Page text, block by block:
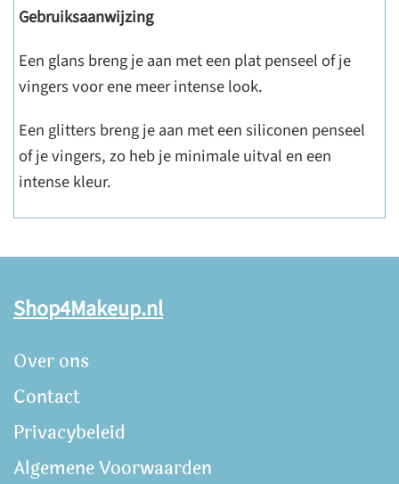
Gebruiksaanwijzing
Een glans breng je aan met een plat penseel of je
vingers voor ene meer intense look.
Een glitters breng je aan met een siliconen penseel
of je vingers, zo heb je minimale uitval en een
intense kleur.
Shop4Makeup.nl
Over ons
Contact
Privacybeleid
Algemene Voorwaarden